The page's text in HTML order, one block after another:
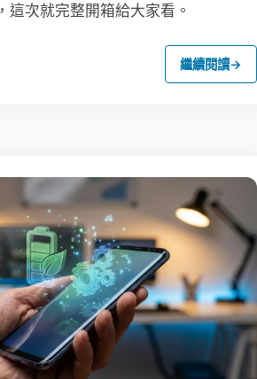
這次就完整開箱給大家看。
繼續閱讀→